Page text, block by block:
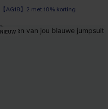
【AG18】2 met 10% korting
NIEUW